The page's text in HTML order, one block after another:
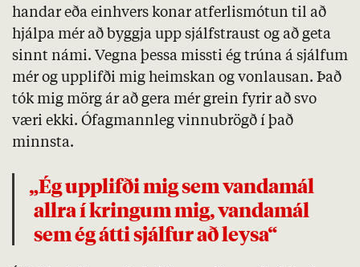
handar eða einhvers konar atferlismótun til að
hjálpa mér að byggja upp sjálfstraust og að geta
sinnt námi. Vegna þessa missti ég trúna á sjálfum
mér og upplifði mig heimskan og vonlausan. Það
tók mig mörg ár að gera mér grein fyrir að svo
væri ekki. Ófagmannleg vinnubrögð í það
minnsta.
„Ég upplifði mig sem vandamál
allra í kringum mig, vandamál
sem ég átti sjálfur að leysa“